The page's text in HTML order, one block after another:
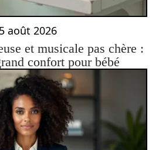
5 août 2026
et musicale pas chère :
confort pour bébé